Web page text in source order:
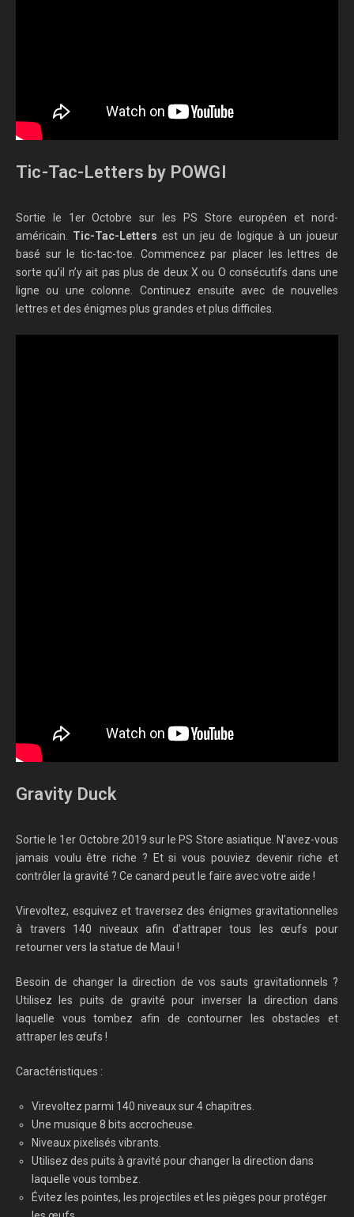
Tic-Tac-Letters by POWGI
Sortie le 1er Octobre sur les PS Store européen et nord-
américain. Tic-Tac-Letters est un jeu de logique à un joueur
basé sur le tic-tac-toe. Commencez par placer les lettres de
sorte qu’il n’y ait pas plus de deux X ou O consécutifs dans une
ligne ou une colonne. Continuez ensuite avec de nouvelles
lettres et des énigmes plus grandes et plus difficiles.
Gravity Duck
Sortie le 1er Octobre 2019 sur le PS Store asiatique. N’avez-vous
jamais voulu être riche ? Et si vous pouviez devenir riche et
contrôler la gravité ? Ce canard peut le faire avec votre aide !
Virevoltez, esquivez et traversez des énigmes gravitationnelles
à travers 140 niveaux afin d’attraper tous les œufs pour
retourner vers la statue de Maui !
Besoin de changer la direction de vos sauts gravitationnels ?
Utilisez les puits de gravité pour inverser la direction dans
laquelle vous tombez afin de contourner les obstacles et
attraper les œufs !
Caractéristiques :
Virevoltez parmi 140 niveaux sur 4 chapitres.
Une musique 8 bits accrocheuse.
Niveaux pixelisés vibrants.
Utilisez des puits à gravité pour changer la direction dans
laquelle vous tombez.
Évitez les pointes, les projectiles et les pièges pour protéger